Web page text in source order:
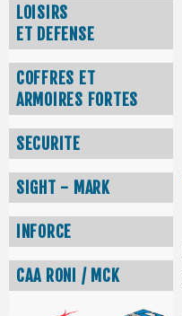
LOISIRS
ET DEFENSE
COFFRES ET
ARMOIRES FORTES
SECURITE
SIGHT - MARK
INFORCE
CAA RONI / MCK